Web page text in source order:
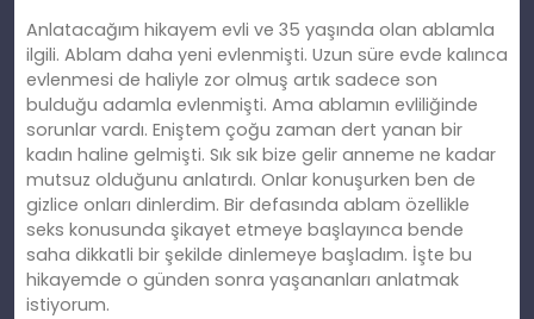
Anlatacağım hikayem evli ve 35 yaşında olan ablamla
ilgili. Ablam daha yeni evlenmişti. Uzun süre evde kalınca
evlenmesi de haliyle zor olmuş artık sadece son
bulduğu adamla evlenmişti. Ama ablamın evliliğinde
sorunlar vardı. Eniştem çoğu zaman dert yanan bir
kadın haline gelmişti. Sık sık bize gelir anneme ne kadar
mutsuz olduğunu anlatırdı. Onlar konuşurken ben de
gizlice onları dinlerdim. Bir defasında ablam özellikle
seks konusunda şikayet etmeye başlayınca bende
saha dikkatli bir şekilde dinlemeye başladım. İşte bu
hikayemde o günden sonra yaşananları anlatmak
istiyorum.